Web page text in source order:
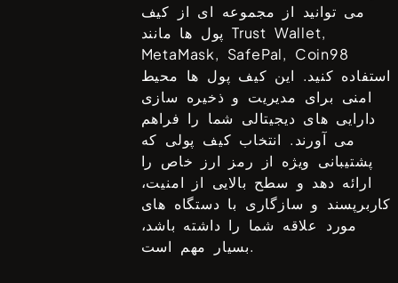
می توانید از مجموعه ای از کیف
پول ها مانندTrust Wallet,
MetaMask, SafePal, Coin98
استفاده کنید. این کیف پول ها محیط
امنی برای مدیریت و ذخیره سازی
دارایی های دیجیتالی شما را فراهم
می آورند. انتخاب کیف پولی که
پشتیبانی ویژه از رمز ارز خاص را
ارائه دهد و سطح بالایی از امنیت،
کاربرپسند و سازگاری با دستگاه های
مورد علاقه شما را داشته باشد،
بسیار مهم است.